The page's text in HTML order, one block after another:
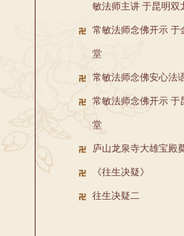
敏法师主讲 于昆明双
常敏法师念佛开示 于
堂
常敏法师念佛安心法
常敏法师念佛开示 于
堂
庐山龙泉寺大雄宝殿
《往生决疑》
往生决疑二